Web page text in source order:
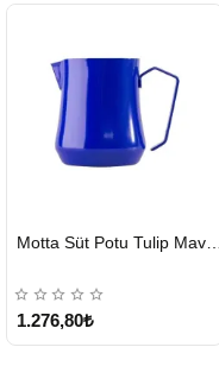
GÖNDERİ
Motta Süt Potu Tulip Mavi 500 ml
1.276,80₺